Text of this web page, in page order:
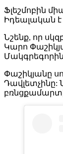
Ֆլեշմոբին
Իդեալական է
Նշենք, որ
Կարո
Փաշիկյանը
Դավլետչինը: